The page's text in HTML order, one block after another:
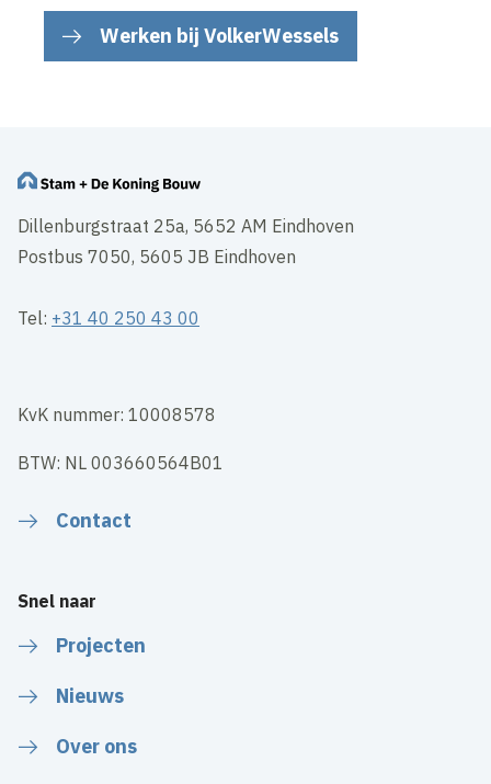
Werken bij VolkerWessels
Dillenburgstraat 25a, 5652 AM Eindhoven
Postbus 7050, 5605 JB Eindhoven
Tel: +31 40 250 43 00
KvK nummer: 10008578
BTW: NL 003660564B01
Contact
Snel naar
Projecten
Nieuws
Over ons